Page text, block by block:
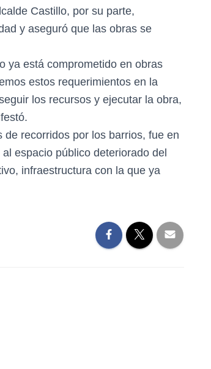
Castillo, por su parte,
y aseguró que las obras se
ya está comprometido en obras
estos requerimientos en la
los recursos y ejecutar la obra,
recorridos por los barrios, fue en
espacio público deteriorado del
infraestructura con la que ya